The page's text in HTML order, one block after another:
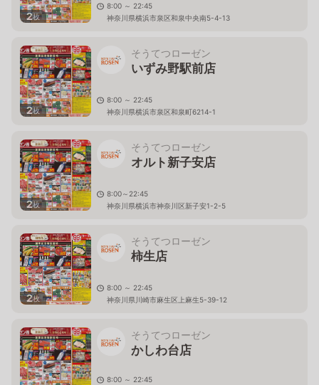
2枚
8:00 ～ 22:45
神奈川県横浜市泉区和泉中央南5-4-13
2枚
そうてつローゼン
いずみ野駅前店
8:00 ～ 22:45
神奈川県横浜市泉区和泉町6214-1
2枚
そうてつローゼン
オルト新子安店
8:00～22:45
神奈川県横浜市神奈川区新子安1-2-5
2枚
そうてつローゼン
柿生店
8:00 ～ 22:45
神奈川県川崎市麻生区上麻生5-39-12
そうてつローゼン
かしわ台店
8:00 ～ 22:45